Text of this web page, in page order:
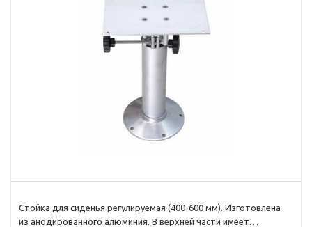
Стойка для сиденья регулируемая (400-600 мм). Изготовлена
из анодированного алюминия. В верхней части имеет